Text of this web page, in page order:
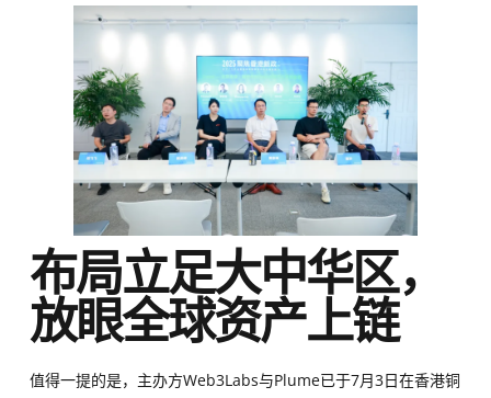
布局立足大中华区，
放眼全球资产上链
值得一提的是，主办方Web3Labs与Plume已于7月3日在香港铜